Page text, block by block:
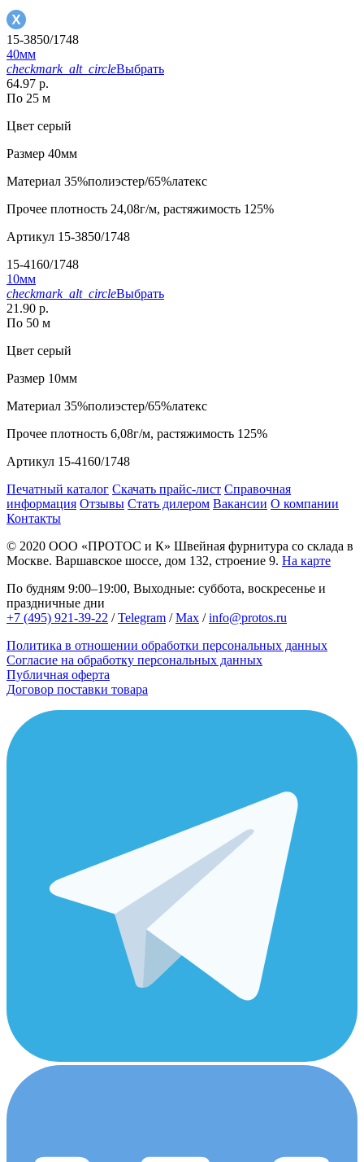
15-3850/1748
40мм
checkmark_alt_circleВыбрать
64.97 р.
По 25 м
Цвет серый
Размер 40мм
Материал 35%полиэстер/65%латекс
Прочее плотность 24,08г/м, растяжимость 125%
Артикул 15-3850/1748
15-4160/1748
10мм
checkmark_alt_circleВыбрать
21.90 р.
По 50 м
Цвет серый
Размер 10мм
Материал 35%полиэстер/65%латекс
Прочее плотность 6,08г/м, растяжимость 125%
Артикул 15-4160/1748
Печатный каталог Скачать прайс-лист Справочная
информация Отзывы Стать дилером Вакансии О компании
Контакты
© 2020 ООО «ПРОТОС и К» Швейная фурнитура со склада в
Москве. Варшавское шоссе, дом 132, строение 9. На карте
По будням 9:00–19:00, Выходные: суббота, воскресенье и
праздничные дни
+7 (495) 921-39-22 /Telegram /Max /info@protos.ru
Политика в отношении обработки персональных данных
Согласие на обработку персональных данных
Публичная оферта
Договор поставки товара